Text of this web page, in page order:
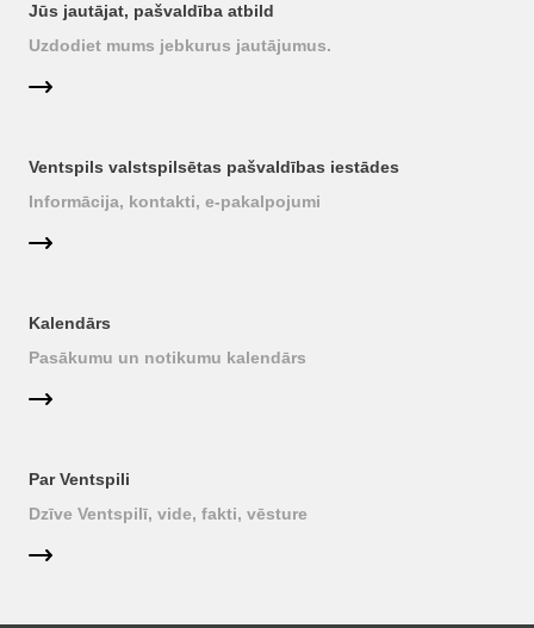
Jūs jautājat, pašvaldība atbild
Uzdodiet mums jebkurus jautājumus.
Ventspils valstspilsētas pašvaldības iestādes
Informācija, kontakti, e-pakalpojumi
Kalendārs
Pasākumu un notikumu kalendārs
Par Ventspili
Dzīve Ventspilī, vide, fakti, vēsture